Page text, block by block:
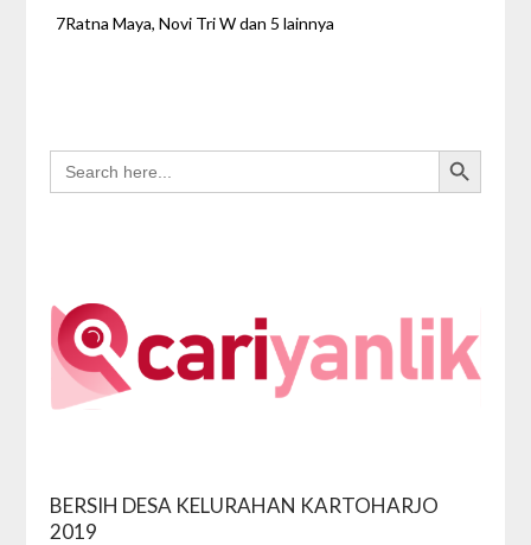
7Ratna Maya, Novi Tri W dan 5 lainnya
SEARCH
FOR:
Search Button
BERSIH DESA KELURAHAN KARTOHARJO
2019